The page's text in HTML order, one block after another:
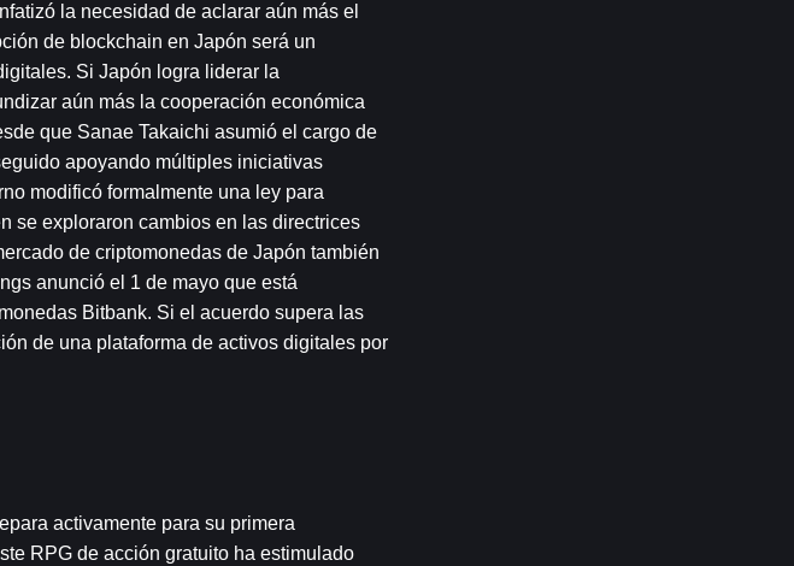
la necesidad de aclarar aún más el
de blockchain en Japón será un
Si Japón logra liderar la
aún más la cooperación económica
que Sanae Takaichi asumió el cargo de
apoyando múltiples iniciativas
modificó formalmente una ley para
se exploraron cambios en las directrices
de criptomonedas de Japón también
anunció el 1 de mayo que está
Bitbank. Si el acuerdo supera las
de una plataforma de activos digitales por
activamente para su primera
RPG de acción gratuito ha estimulado